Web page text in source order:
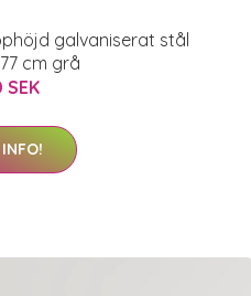
galvaniserat stål
cm grå
SEK